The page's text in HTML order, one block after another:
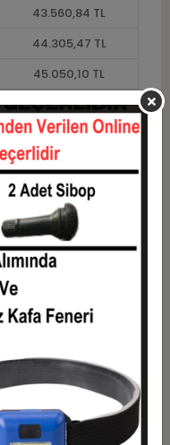
43.560,84 TL
44.305,47 TL
45.050,10 TL
45.422,42 TL
46.167,05 TL
Toplam Tutar
37.231,49 TL
39.837,69 TL
42.071,58 TL
42.816,21 TL